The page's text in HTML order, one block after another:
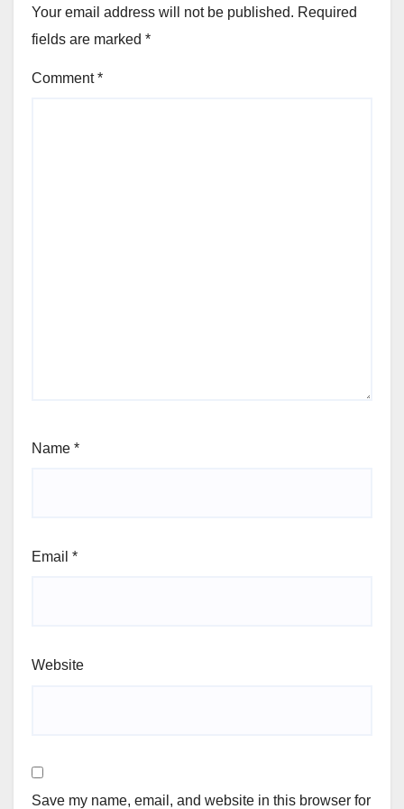
Your email address will not be published. Required
fields are marked *
Comment*
Name *
Email *
Website
Save my name, email, and website in this browser for